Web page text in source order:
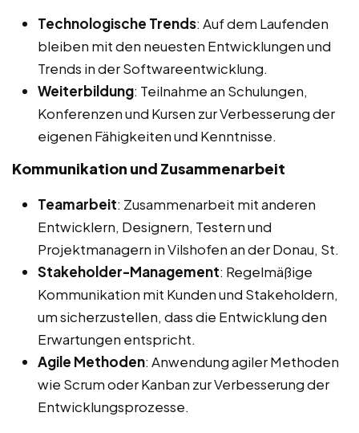
Technologische Trends: Auf dem Laufenden
bleiben mit den neuesten Entwicklungen und
Trends in der Softwareentwicklung.
Weiterbildung: Teilnahme an Schulungen,
Konferenzen und Kursen zur Verbesserung der
eigenen Fähigkeiten und Kenntnisse.
Kommunikation und Zusammenarbeit
Teamarbeit: Zusammenarbeit mit anderen
Entwicklern, Designern, Testern und
Projektmanagern in Vilshofen an der Donau, St.
Stakeholder-Management: Regelmäßige
Kommunikation mit Kunden und Stakeholdern,
um sicherzustellen, dass die Entwicklung den
Erwartungen entspricht.
Agile Methoden: Anwendung agiler Methoden
wie Scrum oder Kanban zur Verbesserung der
Entwicklungsprozesse.